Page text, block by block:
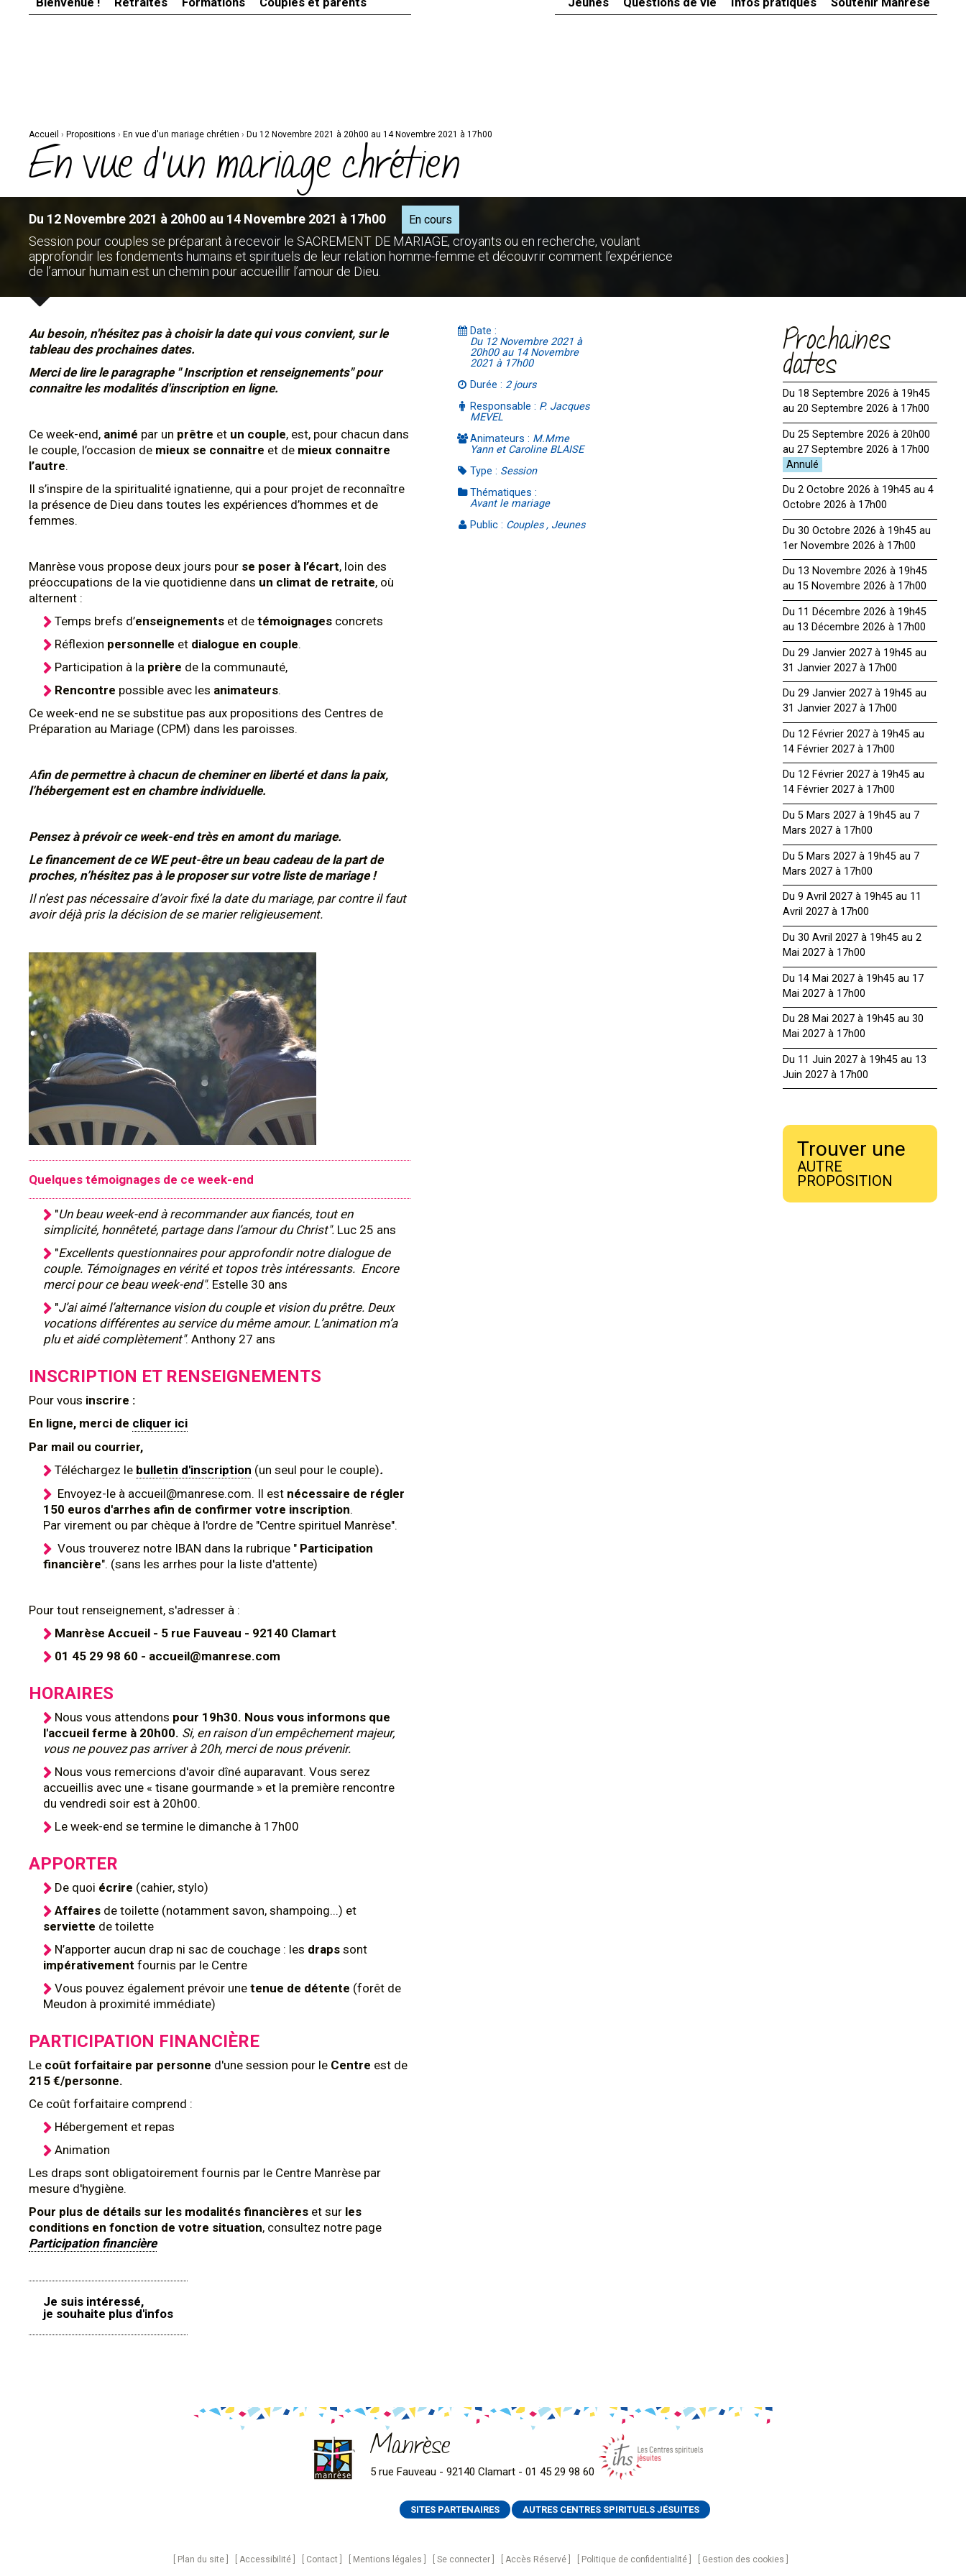
Accueil › Propositions › En vue d'un mariage chrétien › Du 12 Novembre 2021 à 20h00 au 14 Novembre 2021 à 17h00
En vue d'un mariage chrétien
Du 12 Novembre 2021 à 20h00 au 14 Novembre 2021 à 17h00 En cours
Session pour couples se préparant à recevoir le SACREMENT DE MARIAGE, croyants ou en recherche, voulant
approfondir les fondements humains et spirituels de leur relation homme-femme et découvrir comment l’expérience
de l’amour humain est un chemin pour accueillir l’amour de Dieu.
Au besoin, n'hésitez pas à choisir la date qui vous convient, sur le
tableau des prochaines dates.
Merci de lire le paragraphe " Inscription et renseignements" pour
connaitre les modalités d'inscription en ligne.
Ce week-end, animé par un prêtre et un couple, est, pour chacun dans
le couple, l’occasion de mieux se connaitre et de mieux connaitre
l’autre.
Il s’inspire de la spiritualité ignatienne, qui a pour projet de reconnaître
la présence de Dieu dans toutes les expériences d’hommes et de
femmes.
Manrèse vous propose deux jours pour se poser à l’écart, loin des
préoccupations de la vie quotidienne dans un climat de retraite, où
alternent :
Temps brefs d’enseignements et de témoignages concrets
Réflexion personnelle et dialogue en couple.
Participation à la prière de la communauté,
Rencontre possible avec les animateurs.
Ce week-end ne se substitue pas aux propositions des Centres de
Préparation au Mariage (CPM) dans les paroisses.
Afin de permettre à chacun de cheminer en liberté et dans la paix,
l’hébergement est en chambre individuelle.
Pensez à prévoir ce week-end très en amont du mariage.
Le financement de ce WE peut-être un beau cadeau de la part de
proches, n’hésitez pas à le proposer sur votre liste de mariage !
Il n’est pas nécessaire d’avoir fixé la date du mariage, par contre il faut
avoir déjà pris la décision de se marier religieusement.
Quelques témoignages de ce week-end
"Un beau week-end à recommander aux fiancés, tout en
simplicité, honnêteté, partage dans l’amour du Christ". Luc 25 ans
"Excellents questionnaires pour approfondir notre dialogue de
couple. Témoignages en vérité et topos très intéressants. Encore
merci pour ce beau week-end". Estelle 30 ans
"J’ai aimé l’alternance vision du couple et vision du prêtre. Deux
vocations différentes au service du même amour. L’animation m’a
plu et aidé complètement". Anthony 27 ans
INSCRIPTION ET RENSEIGNEMENTS
Pour vous inscrire :
En ligne, merci de cliquer ici
Par mail ou courrier,
Téléchargez le bulletin d'inscription (un seul pour le couple).
Envoyez-le à accueil@manrese.com. Il est nécessaire de régler
150 euros d'arrhes afin de confirmer votre inscription.
Par virement ou par chèque à l'ordre de "Centre spirituel Manrèse".
Vous trouverez notre IBAN dans la rubrique " Participation
financière". (sans les arrhes pour la liste d'attente)
Pour tout renseignement, s'adresser à :
Manrèse Accueil - 5 rue Fauveau - 92140 Clamart
01 45 29 98 60 - accueil@manrese.com
HORAIRES
Nous vous attendons pour 19h30. Nous vous informons que
l'accueil ferme à 20h00. Si, en raison d'un empêchement majeur,
vous ne pouvez pas arriver à 20h, merci de nous prévenir.
Nous vous remercions d'avoir dîné auparavant. Vous serez
accueillis avec une « tisane gourmande » et la première rencontre
du vendredi soir est à 20h00.
Le week-end se termine le dimanche à 17h00
APPORTER
De quoi écrire (cahier, stylo)
Affaires de toilette (notamment savon, shampoing...) et
serviette de toilette
N’apporter aucun drap ni sac de couchage : les draps sont
impérativement fournis par le Centre
Vous pouvez également prévoir une tenue de détente (forêt de
Meudon à proximité immédiate)
PARTICIPATION FINANCIÈRE
Le coût forfaitaire par personne d'une session pour le Centre est de
215 €/personne.
Ce coût forfaitaire comprend :
Hébergement et repas
Animation
Les draps sont obligatoirement fournis par le Centre Manrèse par
mesure d'hygiène.
Pour plus de détails sur les modalités financières et sur les
conditions en fonction de votre situation, consultez notre page
Participation financière
Je suis intéressé,
je souhaite plus d'infos
Date :
Du 12 Novembre 2021 à
20h00 au 14 Novembre
2021 à 17h00
Durée : 2 jours
Responsable : P. Jacques
MEVEL
Animateurs : M.Mme
Yann et Caroline BLAISE
Type : Session
Thématiques :
Avant le mariage
Public : Couples , Jeunes
Prochaines
dates
Du 18 Septembre 2026 à 19h45
au 20 Septembre 2026 à 17h00
Du 25 Septembre 2026 à 20h00
au 27 Septembre 2026 à 17h00
Du 2 Octobre 2026 à 19h45 au 4
Octobre 2026 à 17h00
Du 30 Octobre 2026 à 19h45 au
1er Novembre 2026 à 17h00
Du 13 Novembre 2026 à 19h45
au 15 Novembre 2026 à 17h00
Du 11 Décembre 2026 à 19h45
au 13 Décembre 2026 à 17h00
Du 29 Janvier 2027 à 19h45 au
31 Janvier 2027 à 17h00
Du 29 Janvier 2027 à 19h45 au
31 Janvier 2027 à 17h00
Du 12 Février 2027 à 19h45 au
14 Février 2027 à 17h00
Du 12 Février 2027 à 19h45 au
14 Février 2027 à 17h00
Du 5 Mars 2027 à 19h45 au 7
Mars 2027 à 17h00
Du 5 Mars 2027 à 19h45 au 7
Mars 2027 à 17h00
Du 9 Avril 2027 à 19h45 au 11
Avril 2027 à 17h00
Du 30 Avril 2027 à 19h45 au 2
Mai 2027 à 17h00
Du 14 Mai 2027 à 19h45 au 17
Mai 2027 à 17h00
Du 28 Mai 2027 à 19h45 au 30
Mai 2027 à 17h00
Du 11 Juin 2027 à 19h45 au 13
Juin 2027 à 17h00
Trouver une
AUTRE
PROPOSITION
Manrèse
5 rue Fauveau - 92140 Clamart - 01 45 29 98 60
SITES PARTENAIRES AUTRES CENTRES SPIRITUELS JÉSUITES
Plan du site Accessibilité Contact Mentions légales Se connecter Accès Réservé Politique de confidentialité Gestion des cookies